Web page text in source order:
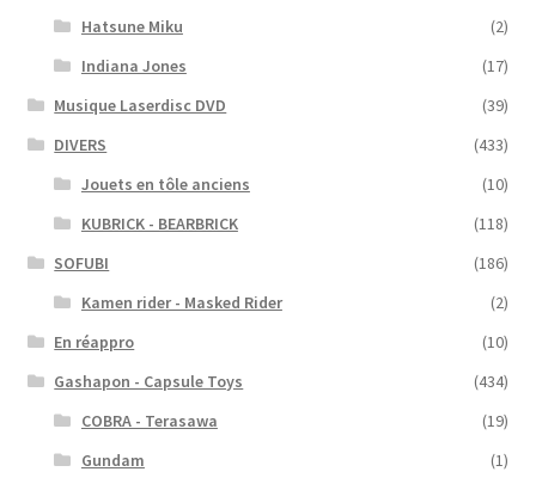
Hatsune Miku
(2)
Indiana Jones
(17)
Musique Laserdisc DVD
(39)
DIVERS
(433)
Jouets en tôle anciens
(10)
KUBRICK - BEARBRICK
(118)
SOFUBI
(186)
Kamen rider - Masked Rider
(2)
En réappro
(10)
Gashapon - Capsule Toys
(434)
COBRA - Terasawa
(19)
Gundam
(1)